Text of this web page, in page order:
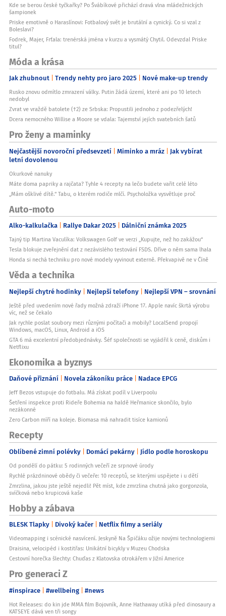
Kde se berou české tyčkařky? Po Švábíkové přichází dravá vlna mládežnických
šampionek
Priske emotivně o Haraslínovi: Fotbalový svět je brutální a cynický. Co si vzal z
Boleslavi?
Fodrek, Majer, Frťala: trenérská jména v kurzu a vysmátý Chytil. Odevzdal Priske
titul?
Móda a krása
Jak zhubnout Trendy nehty pro jaro 2025 Nové make-up trendy
Rusko znovu odmítlo zmrazení války. Putin žádá území, které ani po 10 letech
nedobyl
Zvrat ve vraždě batolete (†2) ze Srbska: Propustili jednoho z podezřelých!
Dcera nemocného Willise a Moore se vdala: Tajemství jejích svatebních šatů
Pro ženy a maminky
Nejčastější novoroční předsevzetí Miminko a mráz Jak vybírat
letní dovolenou
Okurkové nanuky
Máte doma papriky a rajčata? Tyhle 4 recepty na lečo budete vařit celé léto
„Mám ošklivé dítě.“ Tabu, o kterém rodiče mlčí. Psycholožka vysvětluje proč
Auto-moto
Alko-kalkulačka Rallye Dakar 2025 Dálniční známka 2025
Tajný tip Martina Vaculíka: Volkswagen Golf ve verzi „Kupujte, než ho zakážou“
Tesla blokuje zveřejnění dat z nezávislého testování FSDS. Dříve o něm sama lhala
Honda si nechá techniku pro nové modely vyvinout externě. Překvapivě ne v Číně
Věda a technika
Nejlepší chytré hodinky Nejlepší telefony Nejlepší VPN – srovnání
Ještě před uvedením nové řady možná zdraží iPhone 17. Apple navíc škrtá výrobu
víc, než se čekalo
Jak rychle poslat soubory mezi různými počítači a mobily? LocalSend propojí
Windows, macOS, Linux, Android a iOS
GTA 6 má excelentní předobjednávky. Šéf společnosti se vyjádřil k ceně, diskům i
Netflixu
Ekonomika a byznys
Daňové přiznání Novela zákoníku práce Nadace EPCG
Jeff Bezos vstupuje do fotbalu. Má získat podíl v Liverpoolu
Šetření inspekce proti Rideře Bohemia na haldě Heřmanice skončilo, bylo
nezákonné
Zero Carbon míří na koleje. Biomasa má nahradit tisíce kamionů
Recepty
Oblíbené zimní polévky Domácí pekárny Jídlo podle horoskopu
Od pondělí do pátku: 5 rodinných večeří ze srpnové úrody
Rychlé prázdninové obědy či večeře: 10 receptů, se kterými uspějete i u dětí
Zmrzlina, jakou jste ještě nejedli! Pět míst, kde zmrzlina chutná jako gorgonzola,
svíčková nebo krupicová kaše
Hobby a zábava
BLESK Tlapky Divoký kačer Netflix filmy a seriály
Videomapping i scénické nasvícení. Jeskyně Na Špičáku ožije novými technologiemi
Draisina, velocipéd i kostitřas: Unikátní bicykly v Muzeu Chodska
Cestovní horečka šlechty: Chuďas z Klatovska otrokářem v Jižní Americe
Pro generaci Z
#inspirace #wellbeing #news
Hot Releases: do kin jde MMA film Bojovník, Anne Hathaway utíká před dinosaury a
KATSEYE dává ven tři songy